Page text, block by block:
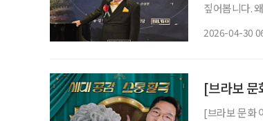
짚어봅니다. 왜 떴을까? 기네스북에 최고령 성악가로 등재된 ‘100세 테너’ 홍운표 성악가가
2026-04-30
[브라보 문
[브라보 문화